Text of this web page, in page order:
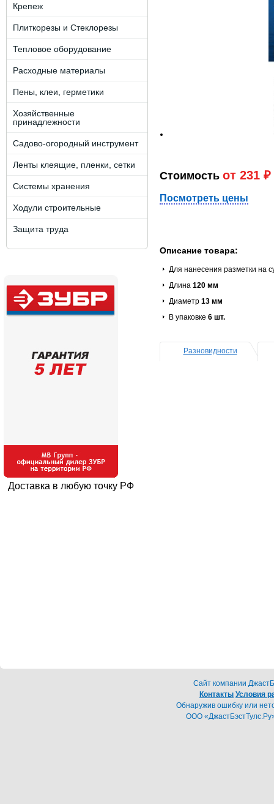
Крепеж
Плиткорезы и Стеклорезы
Тепловое оборудование
Расходные материалы
Пены, клеи, герметики
Хозяйственные
принадлежности
Садово-огородный инструмент
Ленты клеящие, пленки, сетки
Системы хранения
Ходули строительные
Защита труда
Доставка в любую точку РФ
Стоимость от 231 ₽
Посмотреть цены
Описание товара:
Для нанесения разметки на
Длина 120 мм
Диаметр 13 мм
В упаковке 6 шт.
Разновидности
Cайт компании
Контакты Условия
Обнаружив ошибку или
ООО